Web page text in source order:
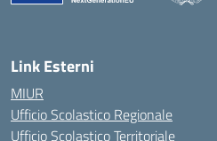
Link Esterni
MIUR
Ufficio Scolastico Regionale
Ufficio Scolastico Territoriale